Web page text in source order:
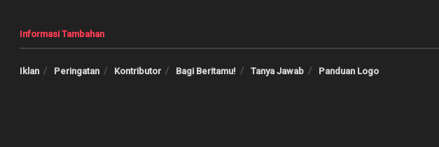
Informasi Tambahan
Iklan Peringatan Kontributor Bagi Beritamu! Tanya Jawab Panduan Logo